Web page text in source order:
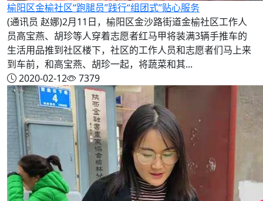
榆阳区金榆社区“跑腿员”践行“组团式”贴心服务
(通讯员 赵娜)2月11日，榆阳区金沙路街道金榆社区工作人
员高宝燕、胡珍等人穿着志愿者红马甲将装满3辆手推车的
生活用品推到社区楼下，社区的工作人员和志愿者们马上来
到车前，和高宝燕、胡珍一起，将蔬菜和其...
2020-02-12
7379